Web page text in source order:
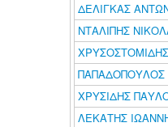
ΔΕΛΙΓΚΑΣ
ΝΤΑΛΙΠΗΣ
ΧΡΥΣΟΣΤΟΜΙΔΗΣ
ΠΑΠΑΔΟΠΟΥΛΟΣ
ΧΡΥΣΙΔΗΣ
ΛΕΚΑΤΗΣ